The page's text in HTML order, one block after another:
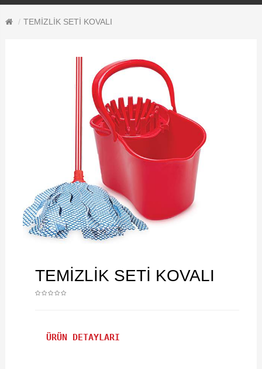
TEMİZLİK SETİ KOVALI
TEMİZLİK SETİ KOVALI
ÜRÜN DETAYLARI